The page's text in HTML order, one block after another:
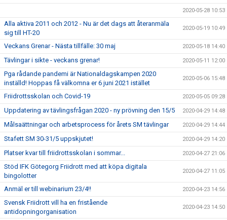
2020-05-28 10:53
Alla aktiva 2011 och 2012 - Nu är det dags att återanmäla
sig till HT-20
2020-05-19 10:49
Veckans Grenar - Nästa tillfälle: 30 maj 2020-05-18 14:40
Tävlingar i sikte - veckans grenar! 2020-05-11 12:00
Pga rådande pandemi är Nationaldagskampen 2020
inställd! Hoppas få välkomna er 6 juni 2021 istället
2020-05-06 15:48
Friidrottsskolan och Covid-19 2020-05-05 09:28
Uppdatering av tävlingsfrågan 2020 - ny prövning den 15/5 2020-04-29 14:48
Målsaättningar och arbetsprocess för årets SM tävlingar 2020-04-29 14:44
Stafett SM 30-31/5 uppskjutet! 2020-04-29 14:20
Platser kvar till friidrottsskolan i sommar... 2020-04-27 21:06
Stöd IFK Götegorg Friidrott med att köpa digitala
bingolotter
2020-04-27 11:05
Anmäl er till webinarium 23/4!! 2020-04-23 14:56
Svensk Friidrott vill ha en fristående
antidopningorganisation
2020-04-23 14:50